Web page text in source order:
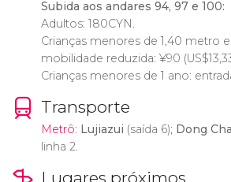
Subida aos andares 94, 97 e 100:
Adultos: 180CYN.
Crianças menores de 1,40 metro
mobilidade reduzida: ¥90 (US$
Crianças menores de 1 ano:
Transporte
Metrô: Lujiazui (saída 6); Dong
linha 2.
Lugares próximos